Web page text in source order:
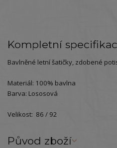
Kompletní
Bavlněné letní šatičky, zdobené
Materiál: 100% bavlna
Barva: Lososová
Velikost: 86 / 92
Původ zboží